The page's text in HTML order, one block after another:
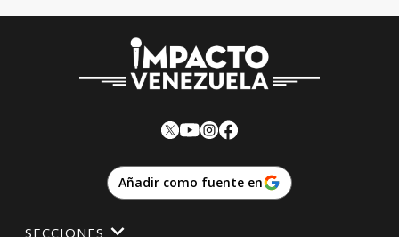
Añadir como fuente en
SECCIONES